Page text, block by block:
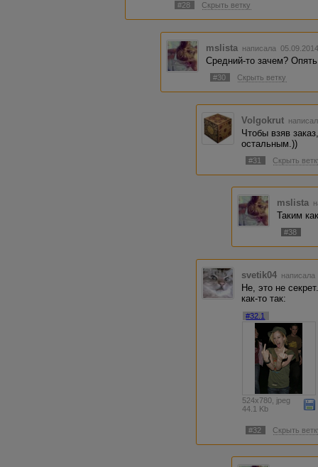
#28 Скрыть ветку
mslista написала
Средний-то зачем?
#30 Скрыть ветку
Volgokrut
Чтобы взяв
остальным.))
#31 Скрыть
mslista
Таким
#38
svetik04
Не, это не
как-то так:
#32.1
524x780, jpeg
44.1 Kb
#32 Скрыть